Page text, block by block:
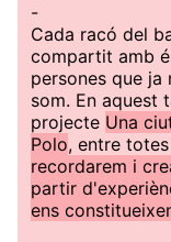
-
Cada racó del
compartit amb
persones que ja
som. En aquest
projecte Una
Polo, entre
recordarem i
partir
ens